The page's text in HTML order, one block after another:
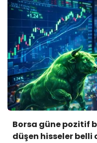
Borsa güne pozitif
düşen hisseler belli